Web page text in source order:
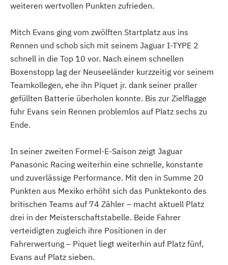
weiteren wertvollen Punkten zufrieden.
Mitch Evans ging vom zwölften Startplatz aus ins
Rennen und schob sich mit seinem Jaguar I-TYPE 2
schnell in die Top 10 vor. Nach einem schnellen
Boxenstopp lag der Neuseeländer kurzzeitig vor seinem
Teamkollegen, ehe ihn Piquet jr. dank seiner praller
gefüllten Batterie überholen konnte. Bis zur Zielflagge
fuhr Evans sein Rennen problemlos auf Platz sechs zu
Ende.
In seiner zweiten Formel-E-Saison zeigt Jaguar
Panasonic Racing weiterhin eine schnelle, konstante
und zuverlässige Performance. Mit den in Summe 20
Punkten aus Mexiko erhöht sich das Punktekonto des
britischen Teams auf 74 Zähler – macht aktuell Platz
drei in der Meisterschaftstabelle. Beide Fahrer
verteidigten zugleich ihre Positionen in der
Fahrerwertung – Piquet liegt weiterhin auf Platz fünf,
Evans auf Platz sieben.